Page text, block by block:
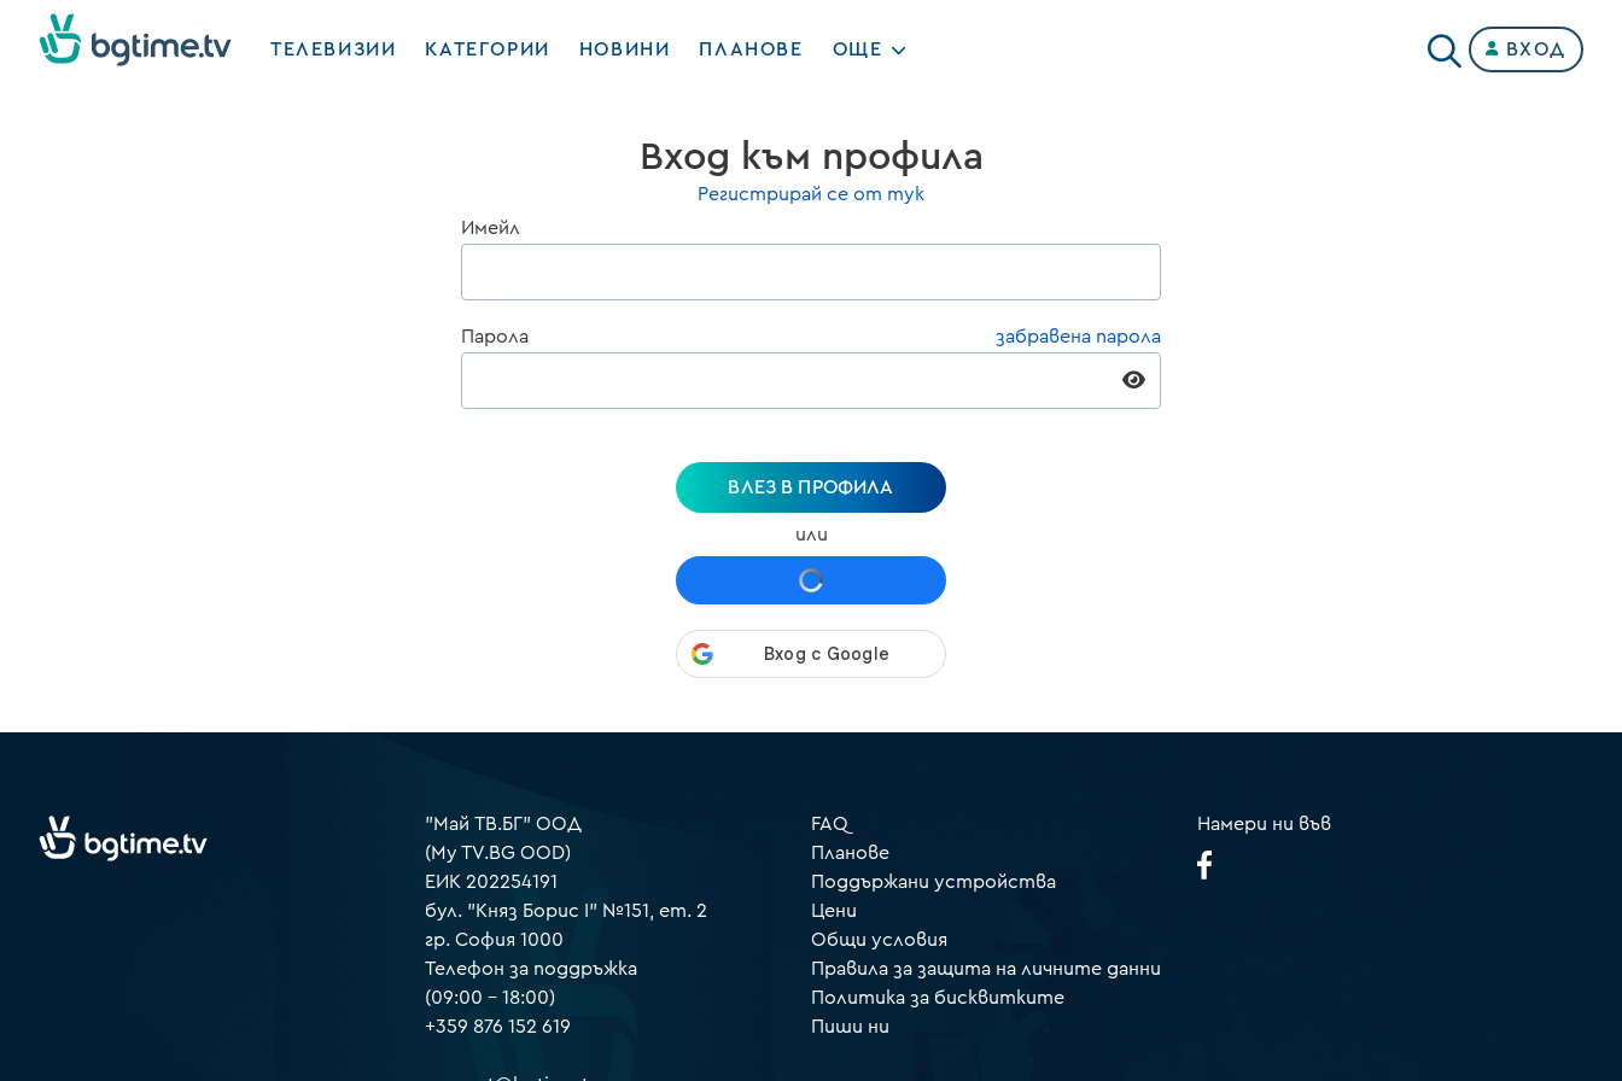
ТЕЛЕВИЗИИ КАТЕГОРИИ НОВИНИ ПЛАНОВЕ ОЩЕ ВХОД
Вход към профила
Регистрирай се от тук
Имейл
Парола забравена парола
ВЛЕЗ В ПРОФИЛА
или
"Май ТВ.БГ" ООД
(My TV.BG OOD)
ЕИК 202254191
бул. "Княз Борис I" №151, ет. 2
гр. София 1000
Телефон за поддръжка
(09:00 – 18:00)
+359 876 152 619
FAQ
Планове
Поддържани устройства
Цени
Общи условия
Правила за защита на личните данни
Политика за бисквитките
Пиши ни
Намери ни във